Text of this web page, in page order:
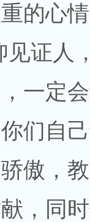
的心
见证人
一定
们自
傲，
，同